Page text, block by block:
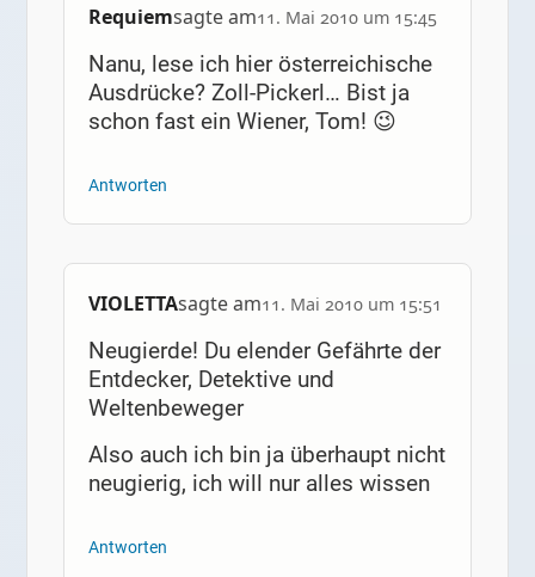
Requiemsagte am11. Mai 2010 um 15:45
Nanu, lese ich hier österreichische
Ausdrücke? Zoll-Pickerl… Bist ja
schon fast ein Wiener, Tom! 😉
Antworten
VIOLETTAsagte am11. Mai 2010 um 15:51
Neugierde! Du elender Gefährte der
Entdecker, Detektive und
Weltenbeweger
Also auch ich bin ja überhaupt nicht
neugierig, ich will nur alles wissen
Antworten